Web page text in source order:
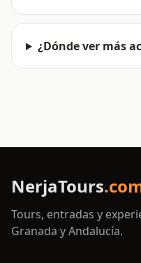
¿Dónde ver más
NerjaTours
Tours, entradas y
Granada y Andalucía.